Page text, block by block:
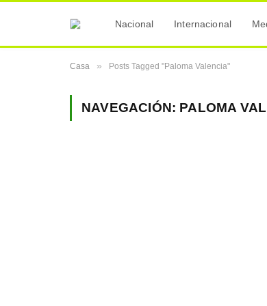
Nacional Internacional
Casa » Posts Tagged "Paloma Valencia"
NAVEGACIÓN: PALOMA